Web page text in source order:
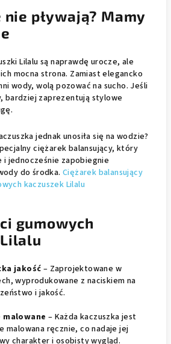
nie pływają? Mamy
Lilalu są naprawdę urocze, ale
mocna strona. Zamiast elegancko
wody, wolą pozować na sucho. Jeśli
bardziej zaprezentują stylowe
jednak unosiła się na wodzie?
ciężarek balansujący, który
i jednocześnie zapobiegnie
do środka. Ciężarek balansujący
kaczuszek Lilalu
gumowych
jakość– Zaprojektowane w
wyprodukowane z naciskiem na
i jakość.
malowane – Każda kaczuszka jest
malowana ręcznie, co nadaje jej
charakter i osobisty wygląd.